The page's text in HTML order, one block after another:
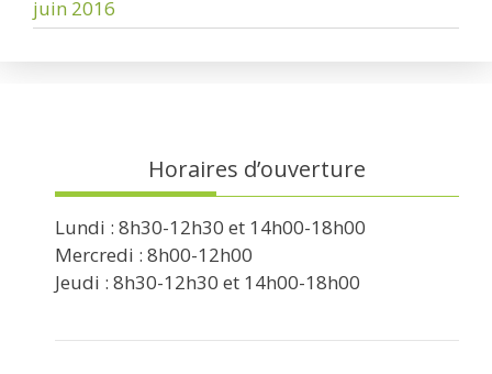
juin 2016
Horaires d’ouverture
Lundi : 8h30-12h30 et 14h00-18h00
Mercredi : 8h00-12h00
Jeudi : 8h30-12h30 et 14h00-18h00